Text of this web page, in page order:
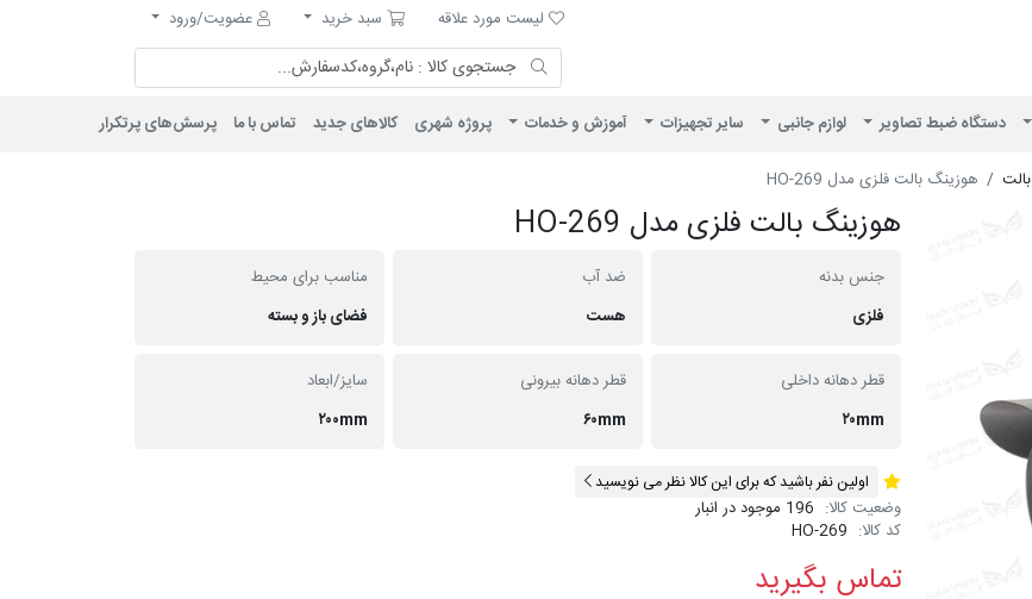
لیست مورد علاقه
لیست مورد علاقه سبد خرید
سبد خرید
عضویت/ورود
دستگاه ضبط تصاویر لوازم جانبی سایر تجهیزات آموزش و خدمات پروژه شهری کالاهای جدید تماس با ما پرسش‌های پرتکرار
بالت هوزینگ بالت فلزی مدل HO-269
هوزینگ بالت فلزی مدل HO-269
جنس بدنه
فلزی
ضد آب
هست
مناسب برای محیط
فضای باز و بسته
قطر دهانه داخلی
۲۰mm
قطر دهانه بیرونی
۶۰mm
سایز/ابعاد
۲۰۰mm
اولین نفر باشید که برای این کالا نظر می نویسید
وضعیت کالا: 196 موجود در انبار
کد کالا: HO-269
تماس بگیرید